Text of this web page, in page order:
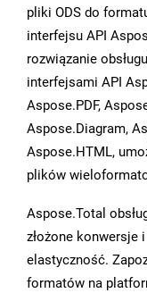
pliki ODS do
interfejsu API
rozwiązanie
interfejsami API
Aspose.PDF,
Aspose.Diagram,
Aspose.HTML,
plików
Aspose.Total
złożone konwersje
elastyczność.
formatów na